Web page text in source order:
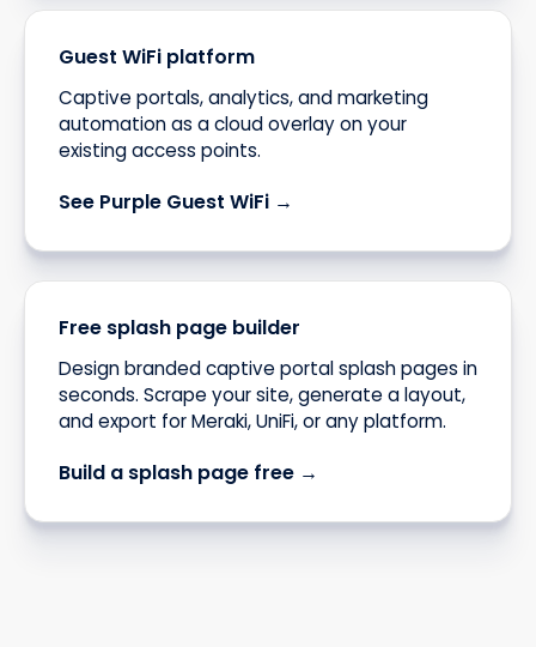
Guest WiFi platform
Captive portals, analytics, and marketing
automation as a cloud overlay on your
existing access points.
See Purple Guest WiFi →
Free splash page builder
Design branded captive portal splash pages in
seconds. Scrape your site, generate a layout,
and export for Meraki, UniFi, or any platform.
Build a splash page free →